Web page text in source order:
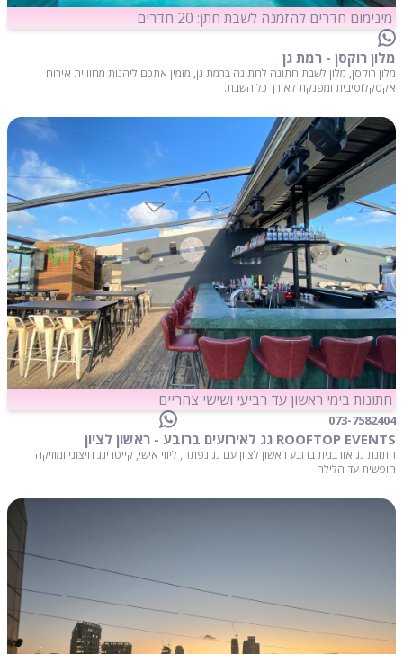
מינימום חדרים להזמנה לשבת חתן: 20 חדרים
מלון רוקסן - רמת גן
מלון רוקסן, מלון לשבת חתונה לחתונה ברמת גן, מזמין אתכם ליהנות מחוויית אירוח
אקסקלוסיבית ומפנקת לאורך כל השבת.
חתונות בימי ראשון עד רביעי ושישי צהריים
073-7582404
ROOFTOP EVENTS גג לאירועים ברובע - ראשון לציון
חתונת גג אורבנית ברובע ראשון לציון עם גג נפתח, ליווי אישי, קייטרינג חיצוני ומוזיקה
חופשית עד הלילה